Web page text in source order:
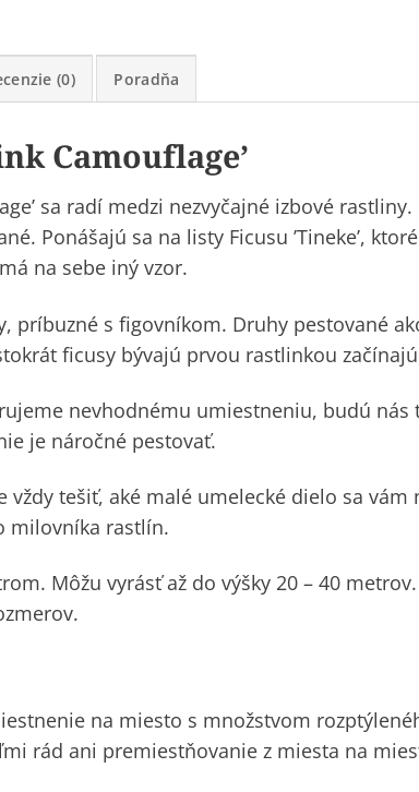
(0) Poradňa
Camouflage’
sa radí medzi nezvyčajné izbové
Ponášajú sa na listy Ficusu ’Tineke’,
na sebe iný vzor.
príbuzné s figovníkom. Druhy pestované
ficusy bývajú prvou rastlinkou
nevhodnému umiestneniu, budú nás
je náročné pestovať.
vždy tešiť, aké malé umelecké dielo sa
milovníka rastlín.
Môžu vyrásť až do výšky 20 – 40
na miesto s množstvom
rád ani premiestňovanie z miesta na